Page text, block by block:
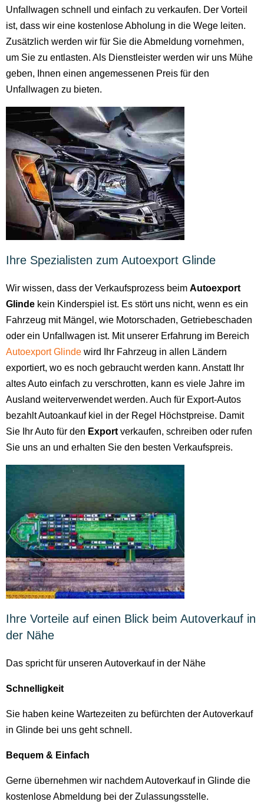
Unfallwagen schnell und einfach zu verkaufen. Der Vorteil
ist, dass wir eine kostenlose Abholung in die Wege leiten.
Zusätzlich werden wir für Sie die Abmeldung vornehmen,
um Sie zu entlasten. Als Dienstleister werden wir uns Mühe
geben, Ihnen einen angemessenen Preis für den
Unfallwagen zu bieten.
Ihre Spezialisten zum Autoexport Glinde
Wir wissen, dass der Verkaufsprozess beim Autoexport
Glinde kein Kinderspiel ist. Es stört uns nicht, wenn es ein
Fahrzeug mit Mängel, wie Motorschaden, Getriebeschaden
oder ein Unfallwagen ist. Mit unserer Erfahrung im Bereich
Autoexport Glinde wird Ihr Fahrzeug in allen Ländern
exportiert, wo es noch gebraucht werden kann. Anstatt Ihr
altes Auto einfach zu verschrotten, kann es viele Jahre im
Ausland weiterverwendet werden. Auch für Export-Autos
bezahlt Autoankauf kiel in der Regel Höchstpreise. Damit
Sie Ihr Auto für den Export verkaufen, schreiben oder rufen
Sie uns an und erhalten Sie den besten Verkaufspreis.
Ihre Vorteile auf einen Blick beim Autoverkauf in
der Nähe
Das spricht für unseren Autoverkauf in der Nähe
Schnelligkeit
Sie haben keine Wartezeiten zu befürchten der Autoverkauf
in Glinde bei uns geht schnell.
Bequem & Einfach
Gerne übernehmen wir nachdem Autoverkauf in Glinde die
kostenlose Abmeldung bei der Zulassungsstelle.